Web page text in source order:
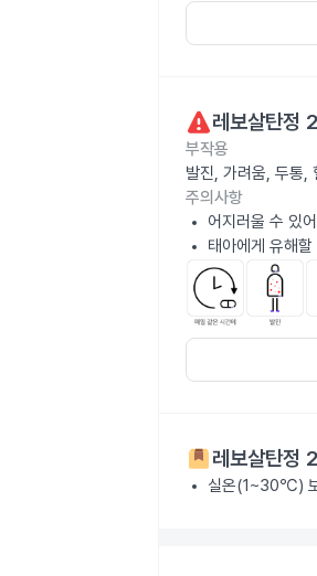
레보살탄
부작용
발진, 가려움, 두통,
주의사항
어지러울 수 있
태아에게 유해
레보살탄
실온(1~30℃)